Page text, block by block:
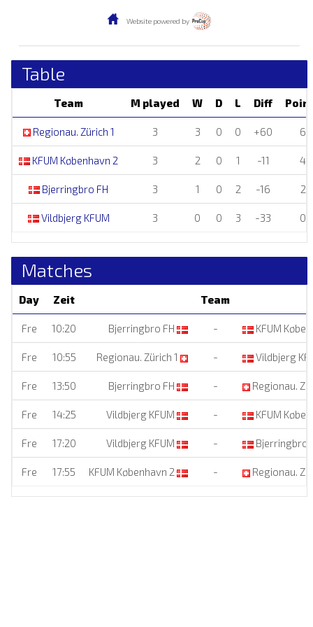
Website powered by
Table
Team M played W D L Diff
Regionau. Zürich 1 3 3 0 0 +60 6
KFUM København 2 3 2 0 1 -11 4
Bjerringbro FH 3 1 0 2 -16 2
Vildbjerg KFUM 3 0 0 3 -33 0
Matches
Day Zeit Team
Fre 10:20 Bjerringbro FH - KFUM
Fre 10:55 Regionau. Zürich 1 - Vildbjerg
Fre 13:50 Bjerringbro FH - Regionau.
Fre 14:25 Vildbjerg KFUM - KFUM
Fre 17:20 Vildbjerg KFUM - Bjerringbro
Fre 17:55 KFUM København 2 - Regionau.